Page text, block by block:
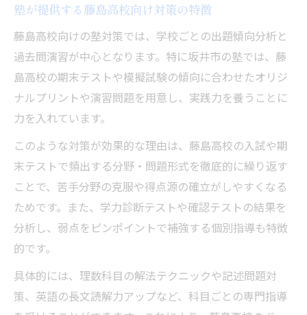
塾活用で確認テスト本番力を養うポイント
塾のサポートで目標点達成に近づく方法
北陸高校・金津高校受験生の塾活用法
北陸高校受験に最適な塾活用の進め方
金津高校合格へ導く塾の学習サポート法
塾の指導で北陸高校対策を強化する方法
金津高校志望生が塾で学力を伸ばすコツ
塾活用で北陸・金津高校合格力アップ
塾が提供する藤島高校向け対策の特徴
藤島高校向けの塾対策では、学校ごとの出題傾向分析と
過去問演習が中心となります。特に坂井市の塾では、藤
島高校の期末テストや模擬試験の傾向に合わせたオリジ
ナルプリントや演習問題を用意し、実践力を養うことに
力を入れています。
このような対策が効果的な理由は、藤島高校の入試や期
末テストで頻出する分野・問題形式を徹底的に繰り返す
ことで、苦手分野の克服や得点源の確立がしやすくなる
ためです。また、学力診断テストや確認テストの結果を
分析し、弱点をピンポイントで補強する個別指導も特徴
的です。
具体的には、理数科目の解法テクニックや記述問題対
策、英語の長文読解力アップなど、科目ごとの専門指導